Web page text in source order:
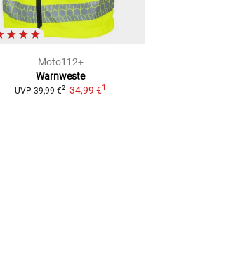
Moto112+
Warnweste
UVP 39,99 €2 34,99 €1